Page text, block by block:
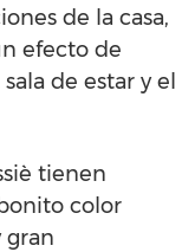
de la casa,
efecto de
de estar y el
tienen
color
gran